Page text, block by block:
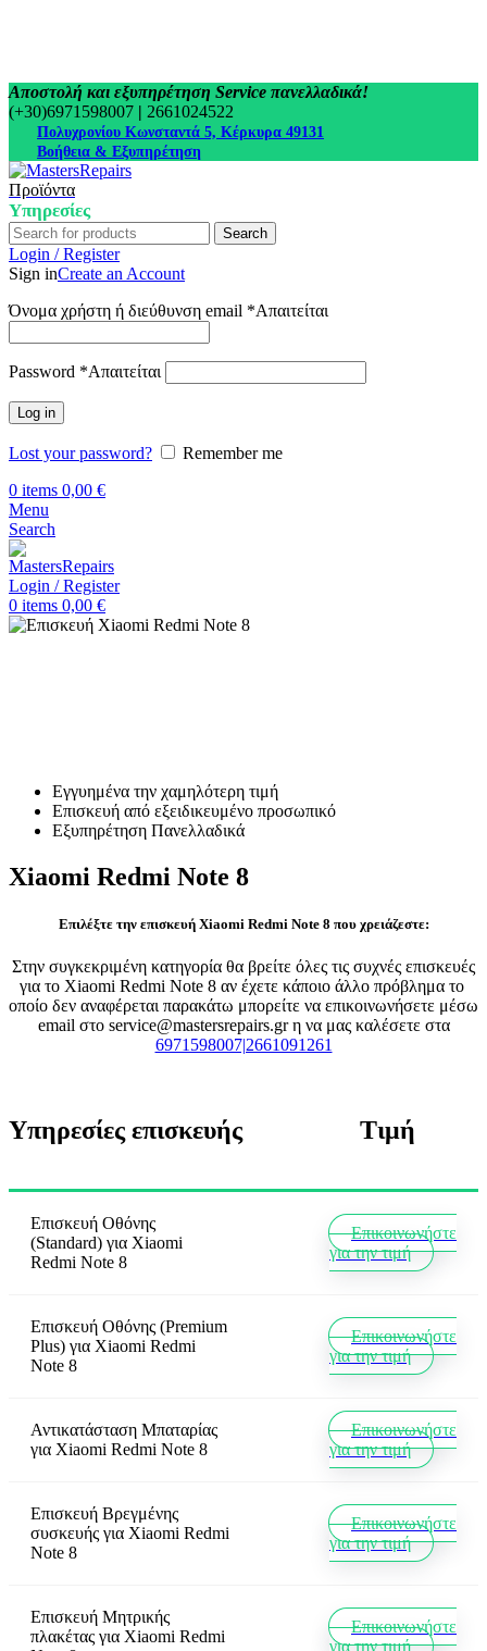
Αποστολή και εξυπηρέτηση Service πανελλαδικά!
(+30)6971598007 | 2661024522
Πολυχρονίου Κωνσταντά 5, Κέρκυρα 49131
Βοήθεια & Εξυπηρέτηση
Προϊόντα
Υπηρεσίες
Search
Login / Register
Sign inCreate an Account
Όνομα χρήστη ή διεύθυνση email *Απαιτείται
Password *Απαιτείται
Log in
Lost your password?
Remember me
0 items 0,00 €
Menu
Search
Login / Register
0 items 0,00 €
Εγγυημένα την χαμηλότερη τιμή
Επισκευή από εξειδικευμένο προσωπικό
Εξυπηρέτηση Πανελλαδικά
Xiaomi Redmi Note 8
Επιλέξτε την επισκευή Xiaomi Redmi Note 8 που χρειάζεστε:
Στην συγκεκριμένη κατηγορία θα βρείτε όλες τις συχνές επισκευές
για το Xiaomi Redmi Note 8 αν έχετε κάποιο άλλο πρόβλημα το
οποίο δεν αναφέρεται παρακάτω μπορείτε να επικοινωνήσετε μέσω
email στο service@mastersrepairs.gr η να μας καλέσετε στα
6971598007|2661091261
Υπηρεσίες επισκευής Τιμή
Επισκευή Οθόνης
(Standard) για Xiaomi
Redmi Note 8
Επικοινωνήστε
για την τιμή
Επισκευή Οθόνης (Premium
Plus) για Xiaomi Redmi
Note 8
Επικοινωνήστε
για την τιμή
Αντικατάσταση Μπαταρίας
για Xiaomi Redmi Note 8
Επικοινωνήστε
για την τιμή
Επισκευή Βρεγμένης
συσκευής για Xiaomi Redmi
Note 8
Επικοινωνήστε
για την τιμή
Επισκευή Μητρικής
πλακέτας για Xiaomi Redmi
Επικοινωνήστε
για την τιμή